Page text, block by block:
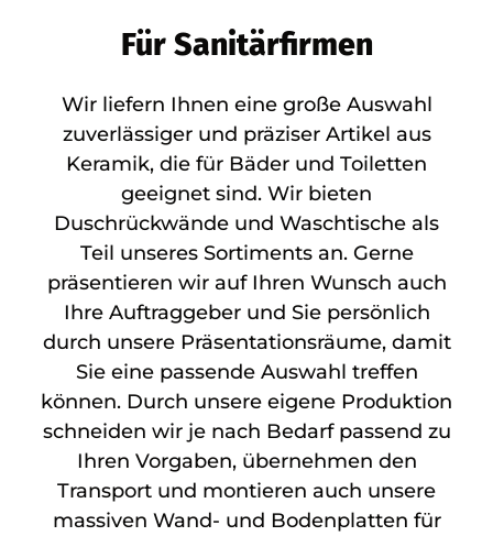
Für Sanitärfirmen
Wir liefern Ihnen eine große Auswahl
zuverlässiger und präziser Artikel aus
Keramik, die für Bäder und Toiletten
geeignet sind. Wir bieten
Duschrückwände und Waschtische als
Teil unseres Sortiments an. Gerne
präsentieren wir auf Ihren Wunsch auch
Ihre Auftraggeber und Sie persönlich
durch unsere Präsentationsräume, damit
Sie eine passende Auswahl treffen
können. Durch unsere eigene Produktion
schneiden wir je nach Bedarf passend zu
Ihren Vorgaben, übernehmen den
Transport und montieren auch unsere
massiven Wand- und Bodenplatten für